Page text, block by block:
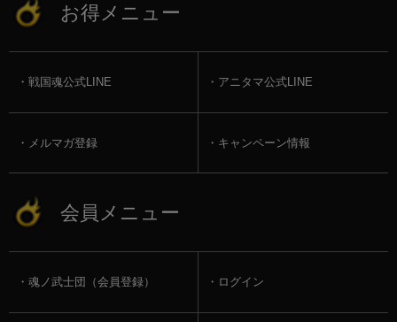
お得メニュー
戦国魂公式LINE アニタマ公式LINE
メルマガ登録 キャンペーン情報
会員メニュー
魂ノ武士団（会員登録） ログイン